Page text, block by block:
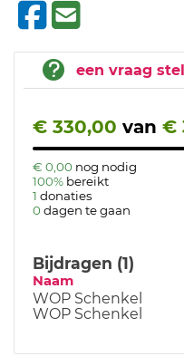
een vraag
€ 330,00 van €
€ 0,00 nog nodig
100% bereikt
1 donaties
0 dagen te gaan
Bijdragen (1)
Naam
WOP Schenkel
WOP Schenkel